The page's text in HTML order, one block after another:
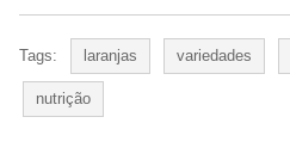
Tags: laranjas variedades
nutrição